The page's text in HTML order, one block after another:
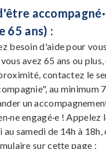
65 ans) :
besoin d'aide pour
avez 65 ans ou
contactez le
au minimum
un
engagé·e ! Appelez
au samedi de 14h à
sur cette page :